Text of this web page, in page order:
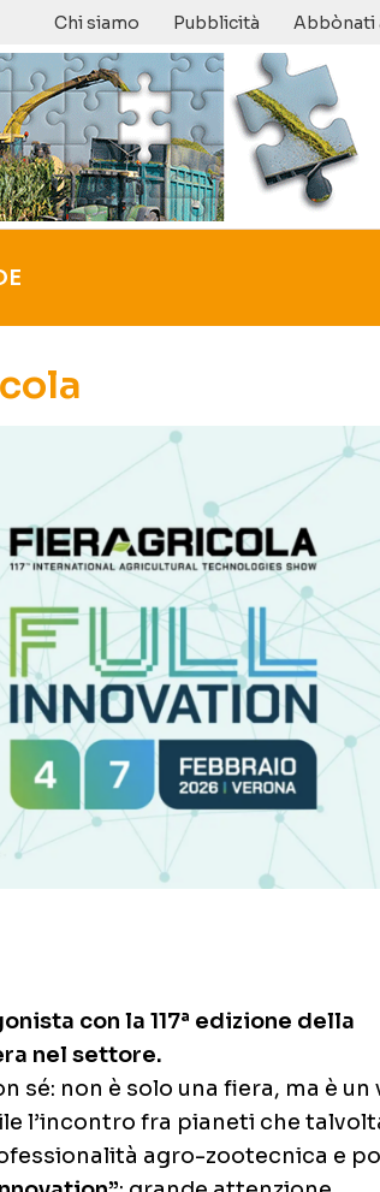
Chi siamo Pubblicità Abbònati
con la 117ª edizione della
nel settore.
sé: non è solo una fiera, ma è un
l’incontro fra pianeti che
agro-zootecnica e